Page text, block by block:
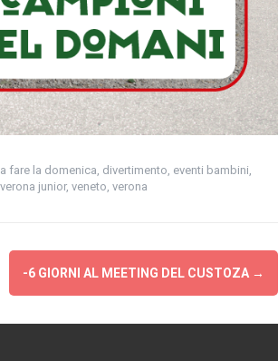
fare la domenica, divertimento, eventi bambini,
junior, veneto, verona
-6 GIORNI AL MEETING DEL CUSTOZA →